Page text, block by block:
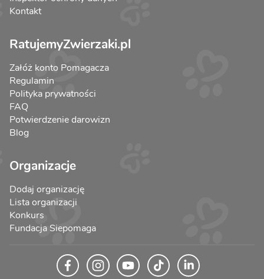
Kontakt
RatujemyZwierzaki.pl
Załóż konto Pomagacza
Regulamin
Polityka prywatności
FAQ
Potwierdzenie darowizn
Blog
Organizacje
Dodaj organizację
Lista organizacji
Konkurs
Fundacja Siepomaga